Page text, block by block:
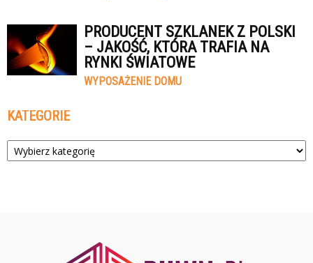
PRODUCENT SZKLANEK Z POLSKI
– JAKOŚĆ, KTÓRA TRAFIA NA
RYNKI ŚWIATOWE
WYPOSAŻENIE DOMU
KATEGORIE
Kategorie